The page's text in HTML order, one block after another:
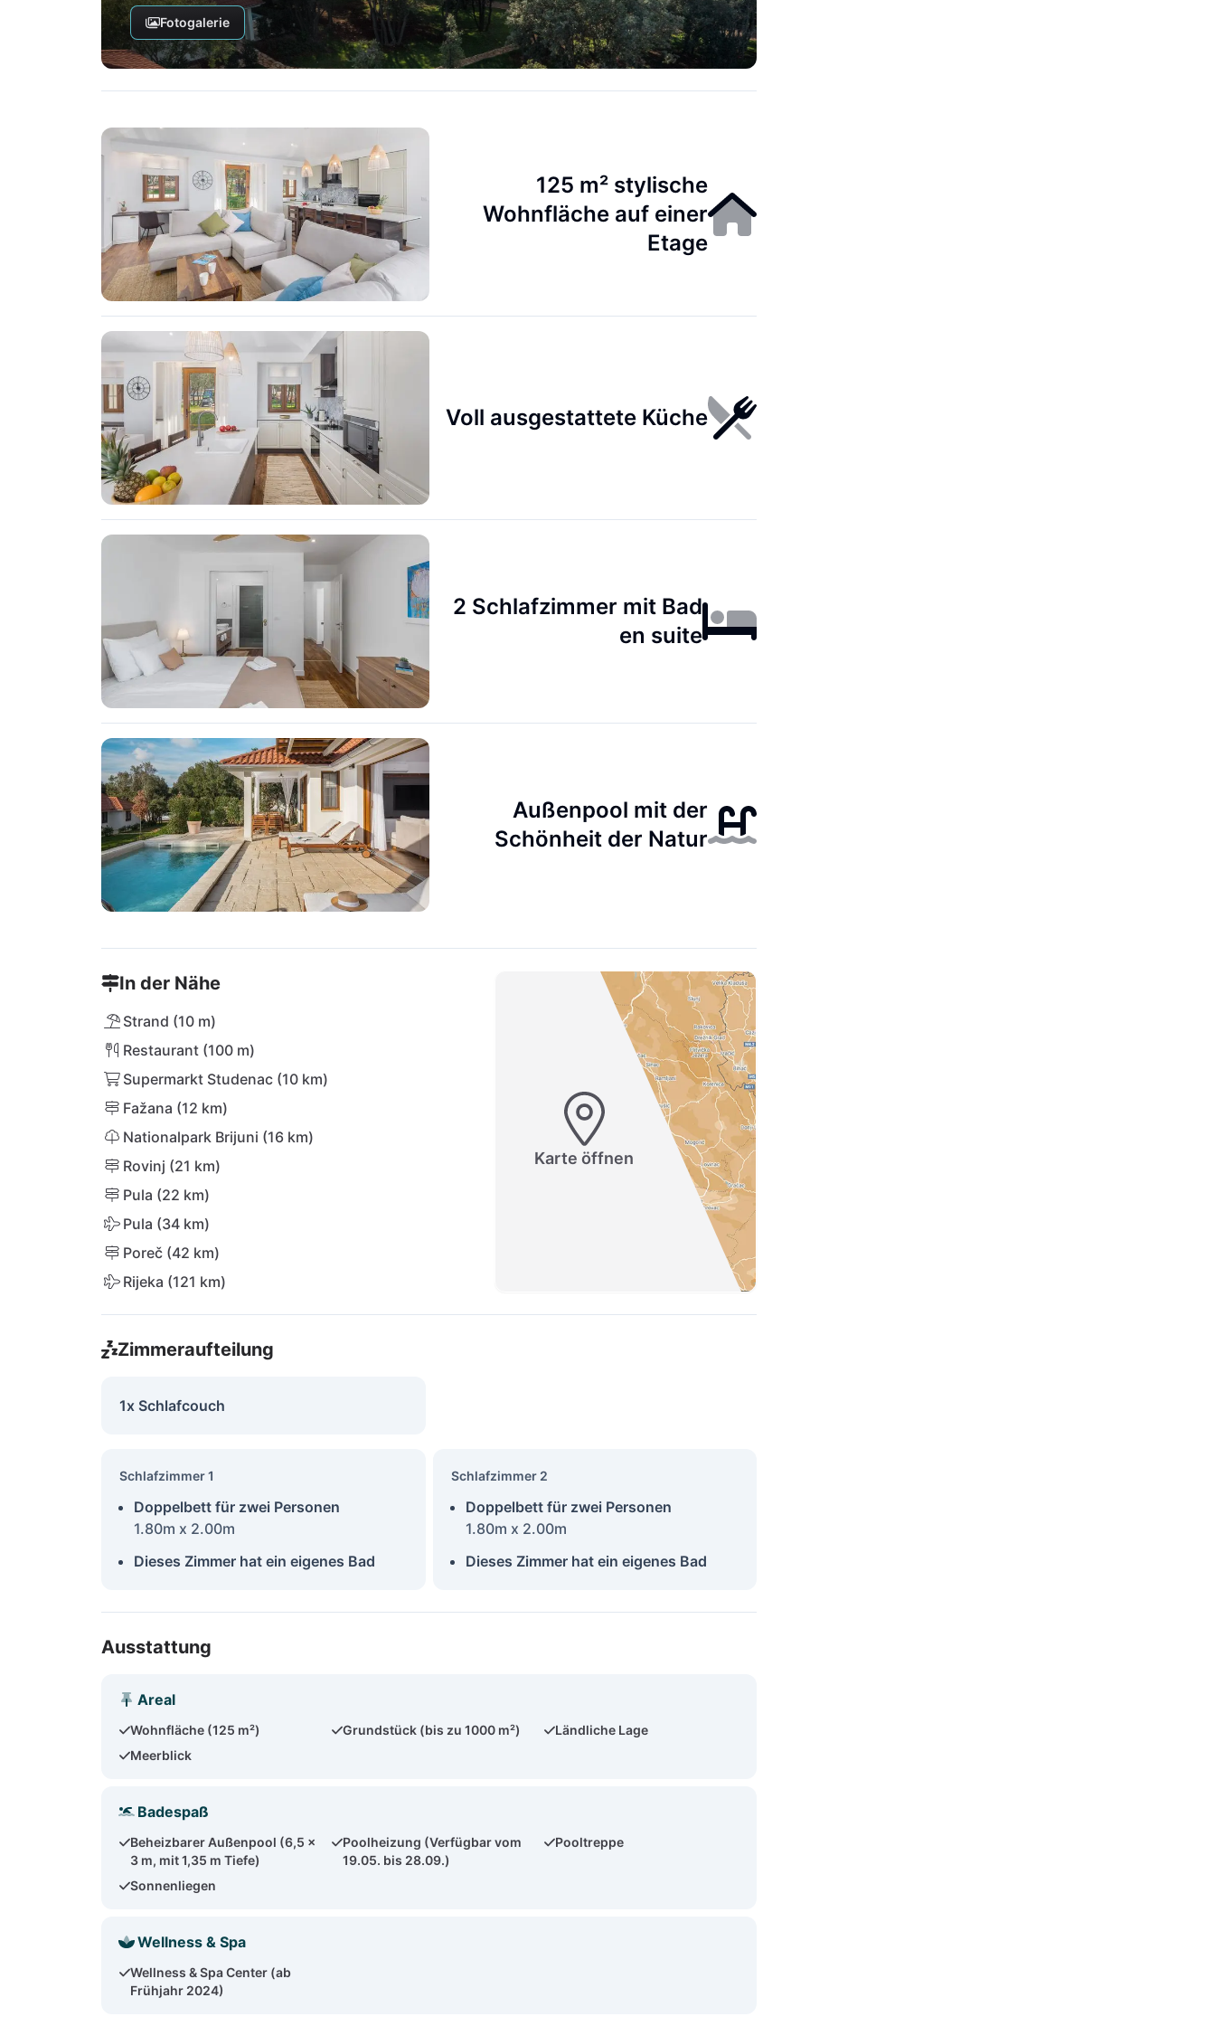
Fotogalerie
125 m² stylische
Wohnfläche auf einer
Etage
Voll ausgestattete Küche
2 Schlafzimmer mit Bad
en suite
Außenpool mit der
Schönheit der Natur
In der Nähe
Strand (10 m)
Restaurant (100 m)
Supermarkt Studenac (10 km)
Fažana (12 km)
Nationalpark Brijuni (16 km)
Rovinj (21 km)
Pula (22 km)
Pula (34 km)
Poreč (42 km)
Rijeka (121 km)
Karte öffnen
Zimmeraufteilung
1x Schlafcouch
Schlafzimmer 1
Doppelbett für zwei Personen
1.80m x 2.00m
Dieses Zimmer hat ein eigenes Bad
Schlafzimmer 2
Doppelbett für zwei Personen
1.80m x 2.00m
Dieses Zimmer hat ein eigenes Bad
Ausstattung
Areal
Wohnfläche (125 m²) Grundstück (bis zu 1000 m²)
Ländliche Lage
Meerblick
Badespaß
Beheizbarer Außenpool (6,5 x
3 m, mit 1,35 m Tiefe)
Poolheizung (Verfügbar vom
19.05. bis 28.09.)
Pooltreppe
Sonnenliegen
Wellness & Spa
Wellness & Spa Center (ab
Frühjahr 2024)